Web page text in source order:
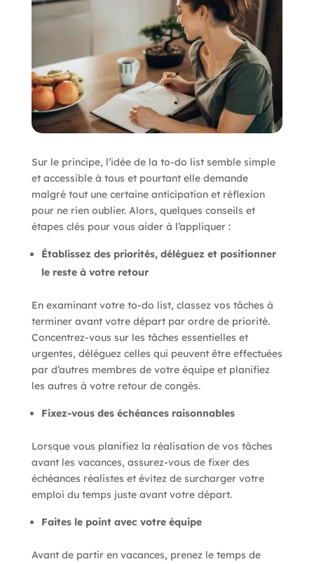
Sur le principe, l’idée de la to-do list semble simple
et accessible à tous et pourtant elle demande
malgré tout une certaine anticipation et réflexion
pour ne rien oublier. Alors, quelques conseils et
étapes clés pour vous aider à l’appliquer :
Établissez des priorités, déléguez et positionner
le reste à votre retour
En examinant votre to-do list, classez vos tâches à
terminer avant votre départ par ordre de priorité.
Concentrez-vous sur les tâches essentielles et
urgentes, déléguez celles qui peuvent être effectuées
par d’autres membres de votre équipe et planifiez
les autres à votre retour de congés.
Fixez-vous des échéances raisonnables
Lorsque vous planifiez la réalisation de vos tâches
avant les vacances, assurez-vous de fixer des
échéances réalistes et évitez de surcharger votre
emploi du temps juste avant votre départ.
Faites le point avec votre équipe
Avant de partir en vacances, prenez le temps de